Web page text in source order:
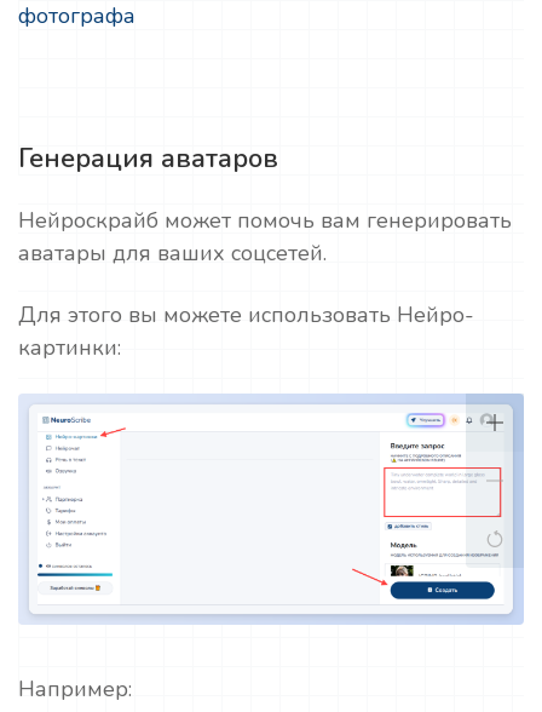
фотографа
Генерация аватаров
Нейроскрайб может помочь вам генерировать
аватары для ваших соцсетей.
Для этого вы можете использовать Нейро-
картинки:
Например: